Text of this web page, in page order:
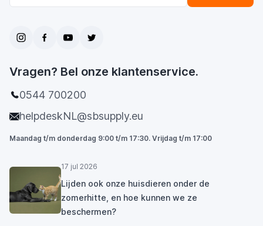
Vragen? Bel onze klantenservice.
0544 700200
helpdeskNL@sbsupply.eu
Maandag t/m donderdag 9:00 t/m 17:30. Vrijdag t/m 17:00
17 jul 2026
Lijden ook onze huisdieren onder de
zomerhitte, en hoe kunnen we ze
beschermen?